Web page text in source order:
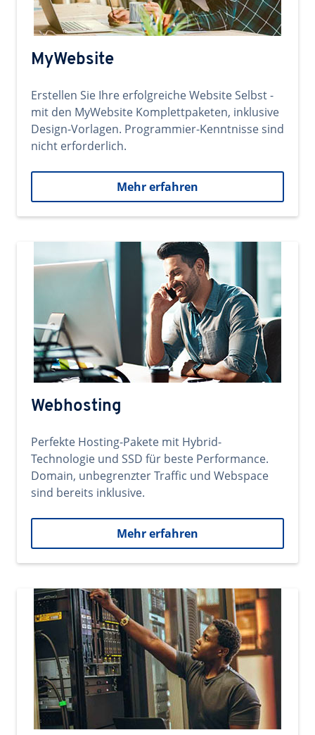
MyWebsite
Erstellen Sie Ihre erfolgreiche Website Selbst -
mit den MyWebsite Komplettpaketen, inklusive
Design-Vorlagen. Programmier-Kenntnisse sind
nicht erforderlich.
Mehr erfahren
Webhosting
Perfekte Hosting-Pakete mit Hybrid-
Technologie und SSD für beste Performance.
Domain, unbegrenzter Traffic und Webspace
sind bereits inklusive.
Mehr erfahren